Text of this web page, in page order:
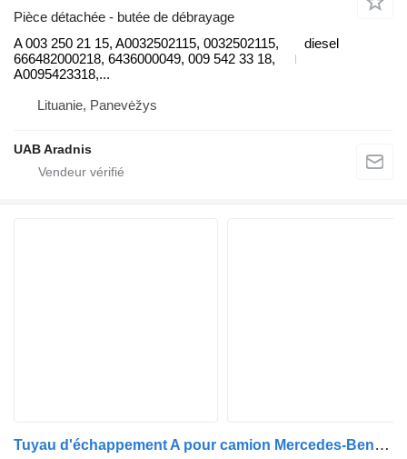
Pièce détachée - butée de débrayage
A 003 250 21 15, A0032502115, 0032502115,
666482000218, 6436000049, 009 542 33 18,
A0095423318,...
diesel
Lituanie, Panevėžys
UAB Aradnis
Tuyau d'échappement A pour camion Mercedes-Benz ACTROS MP4 1845 L